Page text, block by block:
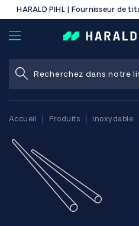
HARALD PIHL | Fournisseur de
Accueil Produits Inoxydable